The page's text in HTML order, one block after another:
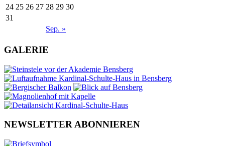
Sep. »
24 25 26 27 28 29 30
31
GALERIE
NEWSLETTER ABONNIEREN